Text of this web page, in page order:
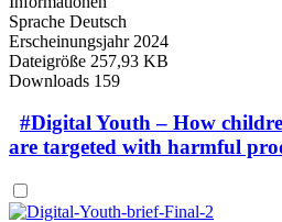
Sprache Deutsch
Erscheinungsjahr 2024
Dateigröße 257,93 KB
Downloads 159
#Digital Youth – How
are targeted with harmful